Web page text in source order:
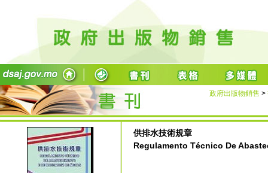
政府出版物銷售 >
供排水技術規章
Regulamento Técnico De